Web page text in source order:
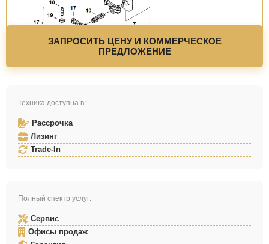
ЗАПРОСИТЬ ЦЕНУ И КОММЕРЧЕСКОЕ
ПРЕДЛОЖЕНИЕ
Техника доступна в:
Рассрочка
Лизинг
Trade-In
Полный спектр услуг:
Сервис
Офисы продаж